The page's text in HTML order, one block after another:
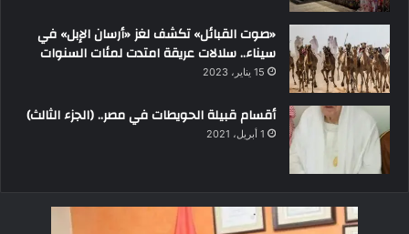
«صوت القبائل» تكشف لغز «أرسان الإبل» في
سيناء.. سلالات عريقة امتدت لمئات السنوات
15 يناير، 2023
أقسام قبيلة الحويطات في مصر.. (الجزء الثالث)
1 أبريل، 2021